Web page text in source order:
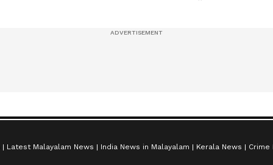
Latest Malayalam News India News in Malayalam Kerala News Crime